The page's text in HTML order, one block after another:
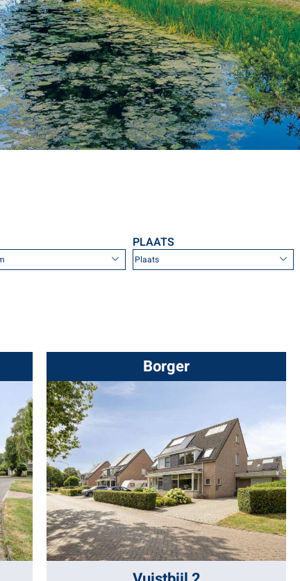
PLAATS
Borger